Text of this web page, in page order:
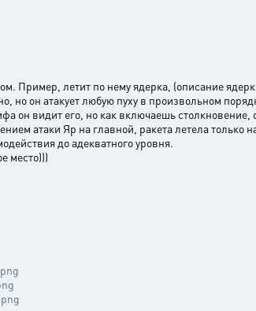
Пример, летит по нему ядерка, (описание
он атакует любую пуху в произвольном
он видит его, но как включаешь
атаки Яр на главной, ракета летела только
до адекватного уровня.
место)))